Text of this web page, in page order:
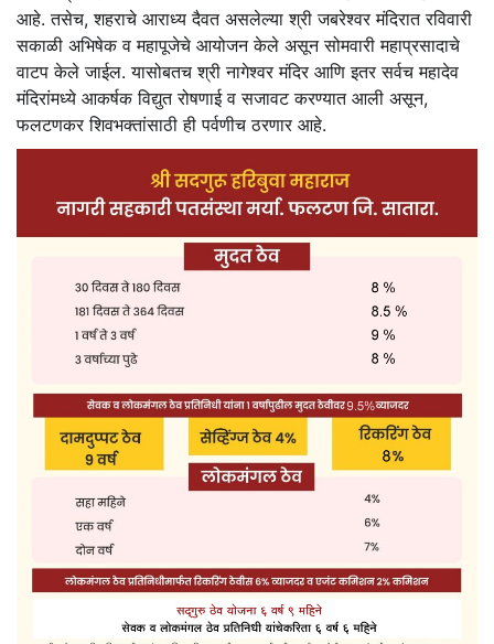
आहे. तसेच, शहराचे आराध्य दैवत असलेल्या श्री जबरेश्वर मंदिरात रविवारी
सकाळी अभिषेक व महापूजेचे आयोजन केले असून सोमवारी महाप्रसादाचे
वाटप केले जाईल. यासोबतच श्री नागेश्वर मंदिर आणि इतर सर्वच महादेव
मंदिरांमध्ये आकर्षक विद्युत रोषणाई व सजावट करण्यात आली असून,
फलटणकर शिवभक्तांसाठी ही पर्वणीच ठरणार आहे.